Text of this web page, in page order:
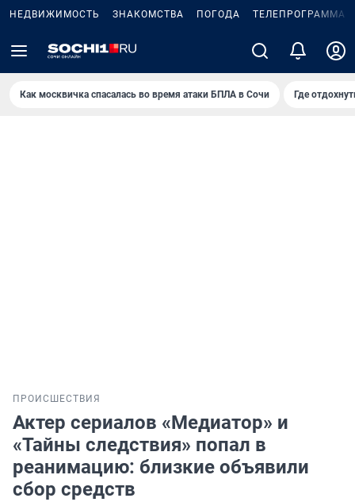
НЕДВИЖИМОСТЬ ЗНАКОМСТВА ПОГОДА ТЕЛЕПРОГРАММА
Как москвичка спасалась во время атаки БПЛА в Сочи Где
ПРОИСШЕСТВИЯ
Актер сериалов «Медиатор» и
«Тайны следствия» попал в
реанимацию: близкие объявили
сбор средств